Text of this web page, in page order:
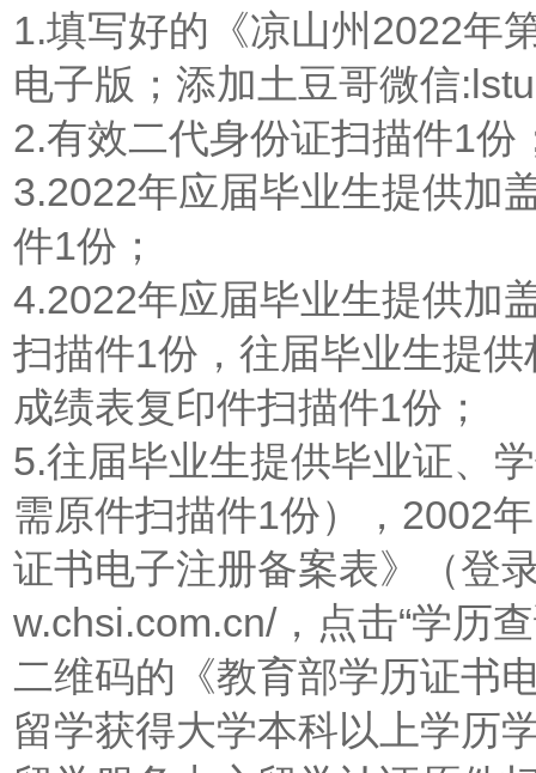
1.填写好的《凉山州2022年
电子版；添加土豆哥微信
2.有效二代身份证扫描件1份
3.2022年应届毕业生提供加
件1份；
4.2022年应届毕业生提供加
扫描件1份，往届毕业生提
成绩表复印件扫描件1份；
5.往届毕业生提供毕业证、
需原件扫描件1份），2002
证书电子注册备案表》（登
w.chsi.com.cn/，点击“学历
二维码的《教育部学历证书
留学获得大学本科以上学历